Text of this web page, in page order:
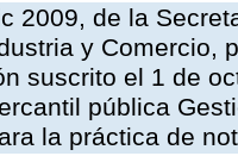
2009, de la
y Comercio,
suscrito el 1 de
pública
la práctica de